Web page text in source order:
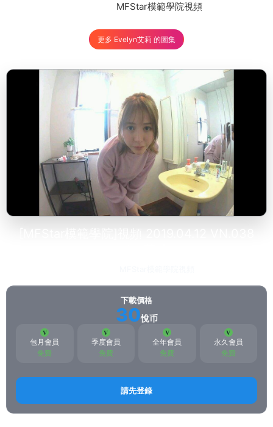
MFStar模範學院視頻
更多 Evelyn艾莉 的圖集
下載價格
30悅币
包月會員
免費
季度會員
免費
全年會員
免費
永久會員
免費
請先登錄